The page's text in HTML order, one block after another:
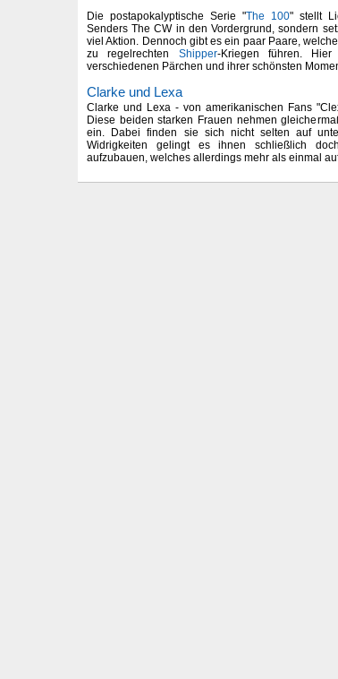
Die postapokalyptische Serie "The 100" stellt
Senders The CW in den Vordergrund, sondern
viel Aktion. Dennoch gibt es ein paar Paare,
zu regelrechten Shipper-Kriegen führen.
verschiedenen Pärchen und ihrer schönsten
Clarke und Lexa
Clarke und Lexa - von amerikanischen Fans
Diese beiden starken Frauen nehmen
ein. Dabei finden sie sich nicht selten auf
Widrigkeiten gelingt es ihnen schließlich
aufzubauen, welches allerdings mehr als einmal